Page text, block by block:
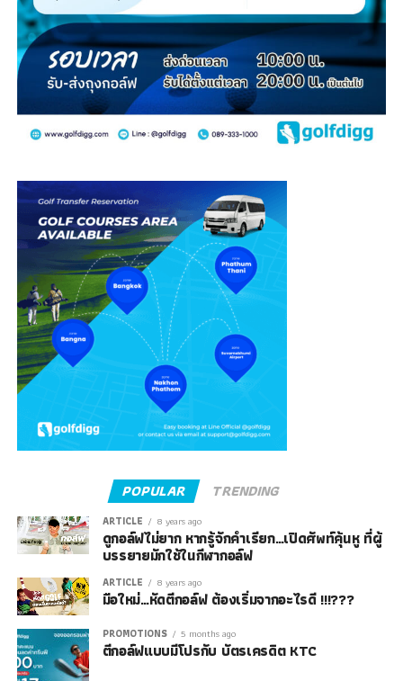
POPULAR TRENDING
ARTICLE 8 years ago
ดูกอล์ฟไม่ยาก หากรู้จักคำเรียก…เปิดศัพท์คุ้นหู ที่ผู้
บรรยายมักใช้ในกีฬากอล์ฟ
ARTICLE 8 years ago
มือใหม่…หัดตีกอล์ฟ ต้องเริ่มจากอะไรดี !!!???
PROMOTIONS 5 months ago
ตีกอล์ฟแบบมีโปรกับ บัตรเครดิต KTC